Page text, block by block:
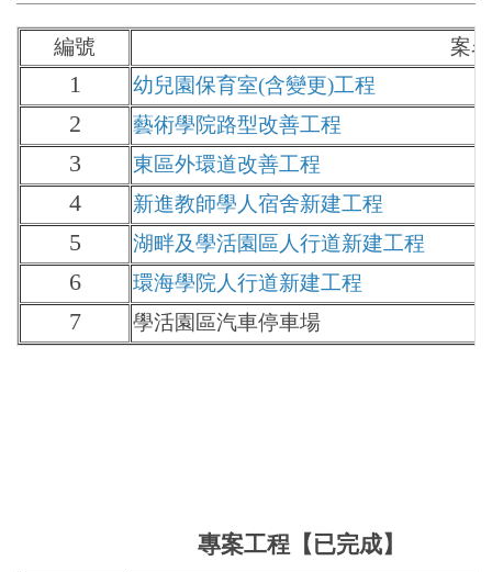
0403校園復原
全民參與街道改善(本校東區圍牆外步道)
工程相關會議記錄
編號 案名
1 幼兒園保育室(含變更)工程
2 藝術學院路型改善工程
3 東區外環道改善工程
4 新進教師學人宿舍新建工程
5 湖畔及學活園區人行道新建工程
6 環海學院人行道新建工程
7 學活園區汽車停車場
專案工程【已完成】